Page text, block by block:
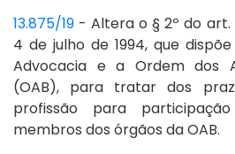
13.875/19 - Altera o § 2º do art.
4 de julho de 1994, que
Advocacia e a Ordem dos
(OAB), para tratar dos
profissão para
membros dos órgãos da OAB.